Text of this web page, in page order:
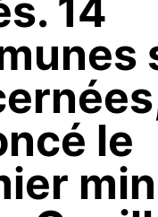
14
le